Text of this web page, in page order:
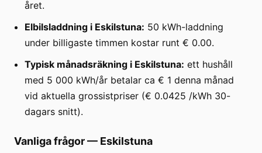
året.
Elbilsladdning i Eskilstuna: 50 kWh-laddning
under billigaste timmen kostar runt € 0.00.
Typisk månadsräkning i Eskilstuna: ett hushåll
med 5 000 kWh/år betalar ca € 1 denna månad
vid aktuella grossistpriser (€ 0.0425 /kWh 30-
dagars snitt).
Vanliga frågor— Eskilstuna